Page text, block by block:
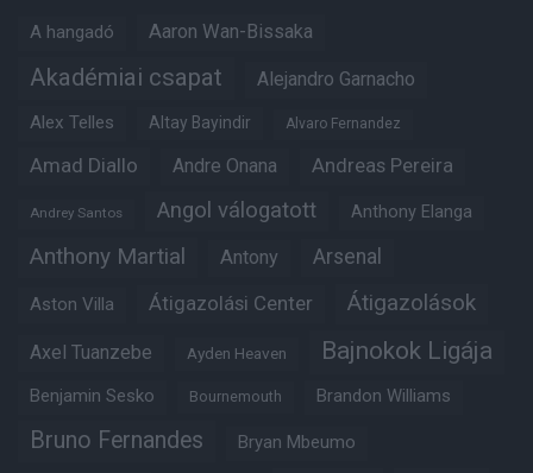
A hangadó Aaron Wan-Bissaka
Akadémiai csapat Alejandro Garnacho
Alex Telles Altay Bayindir Alvaro Fernandez
Amad Diallo Andre Onana Andreas Pereira
Andrey Santos Angol válogatott Anthony Elanga
Anthony Martial Antony Arsenal
Aston Villa Átigazolási Center Átigazolások
Axel Tuanzebe Ayden Heaven Bajnokok Ligája
Benjamin Sesko Bournemouth Brandon Williams
Bruno Fernandes Bryan Mbeumo